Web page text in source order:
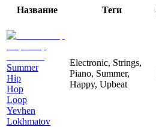
Название Теги
Summer
Hip
Hop
Loop
Yevhen
Lokhmatov
Electronic, Strings,
Piano, Summer,
Happy, Upbeat